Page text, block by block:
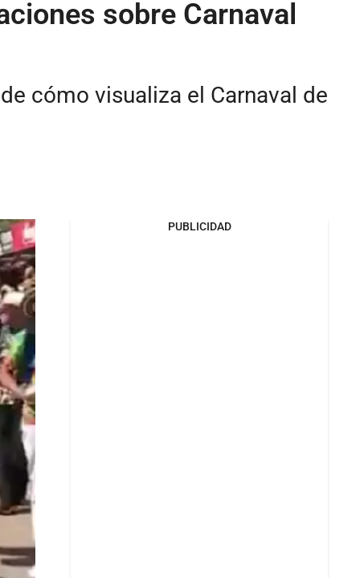
sobre Carnaval
cómo visualiza el Carnaval de
PUBLICIDAD